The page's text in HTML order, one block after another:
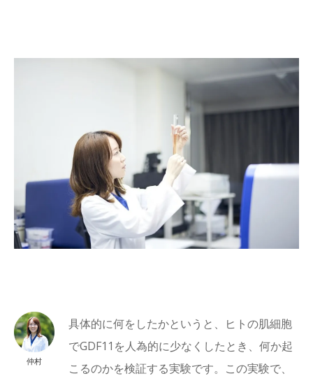
仲村
具体的に何をしたかというと、ヒトの肌細胞
でGDF11を人為的に少なくしたとき、何か起
こるのかを検証する実験です。この実験で、